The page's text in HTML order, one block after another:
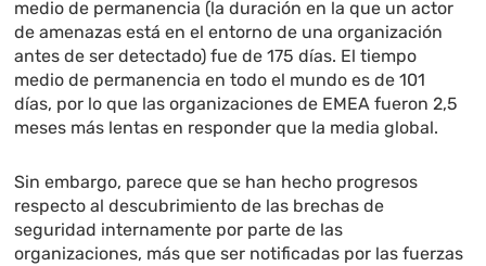
medio de permanencia (la duración en la que un actor
de amenazas está en el entorno de una organización
antes de ser detectado) fue de 175 días. El tiempo
medio de permanencia en todo el mundo es de 101
días, por lo que las organizaciones de EMEA fueron 2,5
meses más lentas en responder que la media global.
Sin embargo, parece que se han hecho progresos
respecto al descubrimiento de las brechas de
seguridad internamente por parte de las
organizaciones, más que ser notificadas por las fuerzas